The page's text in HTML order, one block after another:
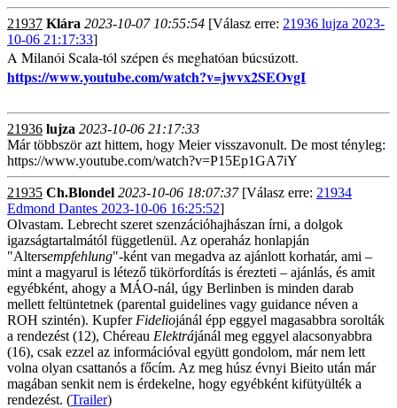
21937 Klára 2023-10-07 10:55:54 [Válasz erre: 21936 lujza 2023-
10-06 21:17:33]
A Milanói Scala-tól szépen és meghatóan búcsúzott.
https://www.youtube.com/watch?v=jwvx2SEOvgI
21936 lujza 2023-10-06 21:17:33
Már többször azt hittem, hogy Meier visszavonult. De most tényleg:
https://www.youtube.com/watch?v=P15Ep1GA7iY
21935 Ch.Blondel 2023-10-06 18:07:37[Válasz erre: 21934
Edmond Dantes 2023-10-06 16:25:52]
Olvastam. Lebrecht szeret szenzációhajhászan írni, a dolgok
igazságtartalmától függetlenül. Az operaház honlapján
"Altersempfehlung"-ként van megadva az ajánlott korhatár, ami –
mint a magyarul is létező tükörfordítás is érezteti – ajánlás, és amit
egyébként, ahogy a MÁO-nál, úgy Berlinben is minden darab
mellett feltüntetnek (parental guidelines vagy guidance néven a
ROH szintén). KupferFideliojánál épp eggyel magasabbra sorolták
a rendezést (12), Chéreau Elektrájánál meg eggyel alacsonyabbra
(16), csak ezzel az információval együtt gondolom, már nem lett
volna olyan csattanós a főcím. Az meg húsz évnyi Bieito után már
magában senkit nem is érdekelne, hogy egyébként kifütyülték a
rendezést. (Trailer)